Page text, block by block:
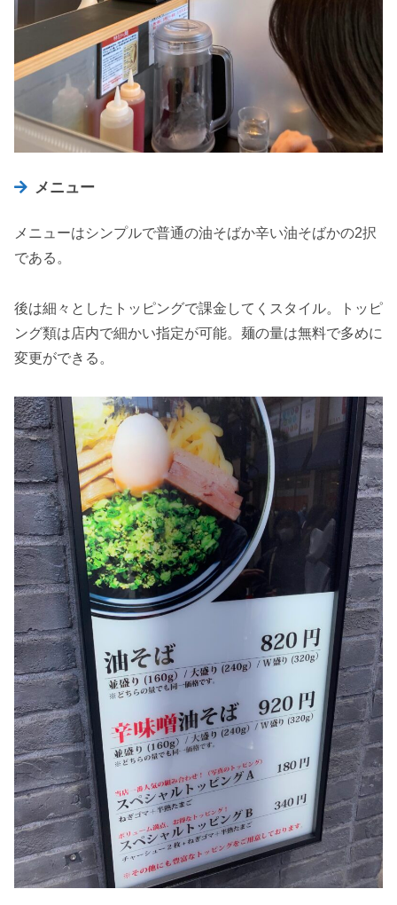
メニュー
メニューはシンプルで普通の油そばか辛い油そばかの2択
である。
後は細々としたトッピングで課金してくスタイル。トッピ
ング類は店内で細かい指定が可能。麺の量は無料で多めに
変更ができる。